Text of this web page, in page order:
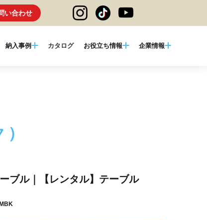
い合わせ
納入事例 カタログ お役立ち情報 企業情報
ブル｜【レンタル】テーブル